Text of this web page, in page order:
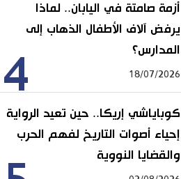
4
أزمة صامتة في اليابان.. لماذا
يرفض آلاف الأطفال الذهاب إلى
المدارس؟
18/07/2026
كوباياشي إريكا.. حين تعيد الرواية
إحياء أصوات التاريخ لفهم الحرب
والقضايا النووية